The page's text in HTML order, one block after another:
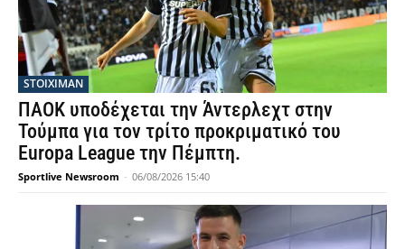
STOIXIMAN
ΠΑΟΚ υποδέχεται την Άντερλεχτ στην
Τούμπα για τον τρίτο προκριματικό του
Europa League την Πέμπτη.
Sportlive Newsroom - 06/08/2026 15:40